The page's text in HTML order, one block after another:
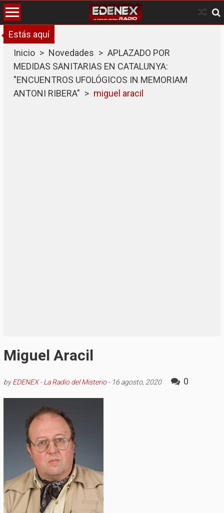
Skip
to
content
Estás aquí
Inicio > Novedades > APLAZADO POR
MEDIDAS SANITARIAS EN CATALUNYA:
"ENCUENTROS UFOLÓGICOS IN MEMORIAM
ANTONI RIBERA" > miguel aracil
Miguel Aracil
byEDENEX - La Radio del Misterio- 16 agosto, 2020 0